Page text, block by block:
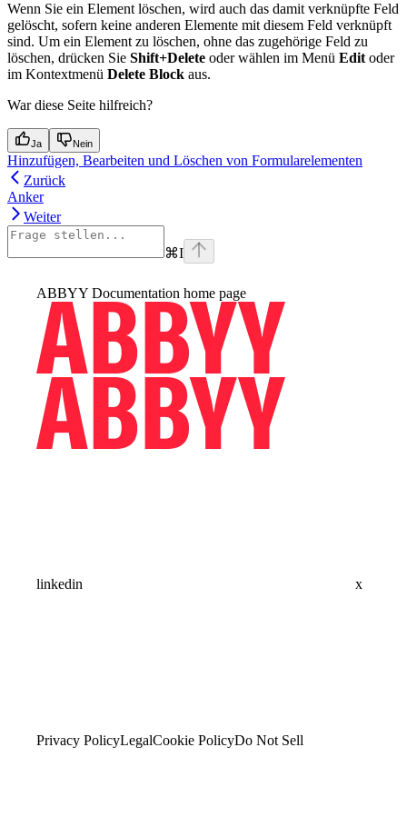
Wenn Sie ein Element löschen, wird auch das damit verknüpfte Feld
gelöscht, sofern keine anderen Elemente mit diesem Feld verknüpft
sind. Um ein Element zu löschen, ohne das zugehörige Feld zu
löschen, drücken Sie Shift+Delete oder wählen im Menü Edit oder
im Kontextmenü Delete Block aus.
War diese Seite hilfreich?
Ja Nein
Hinzufügen, Bearbeiten und Löschen von Formularelementen
Zurück
Anker
Weiter
⌘I
ABBYY Documentation home page
linkedin x
Privacy PolicyLegalCookie PolicyDo Not Sell